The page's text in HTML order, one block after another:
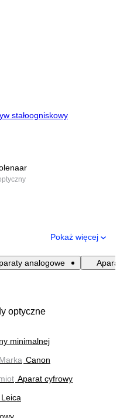
stałoogniskowy
Pokaż więcej
analogowe
optyczne
minimalnej
Marka Canon
Aparat cyfrowy
Leica